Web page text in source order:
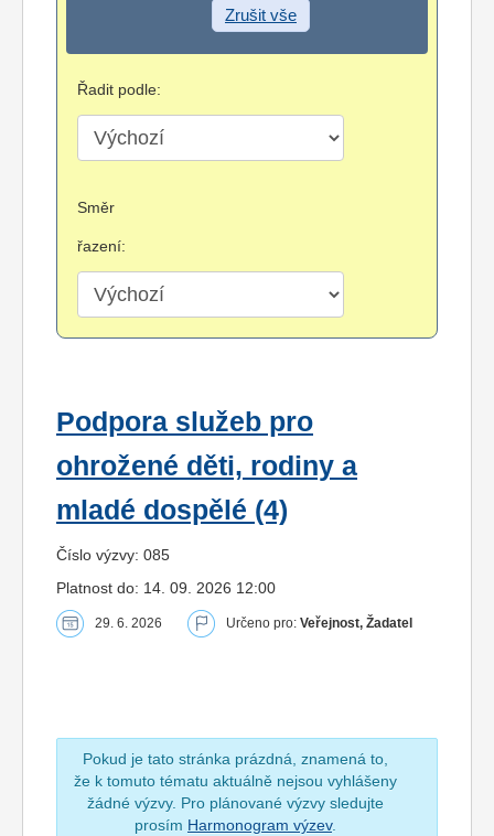
Zrušit vše
Řadit podle:
Směr
řazení:
Podpora služeb pro
ohrožené děti, rodiny a
mladé dospělé (4)
Číslo výzvy: 085
Platnost do: 14. 09. 2026 12:00
29. 6. 2026 Určeno pro: Veřejnost, Žadatel
Pokud je tato stránka prázdná, znamená to,
že k tomuto tématu aktuálně nejsou vyhlášeny
žádné výzvy. Pro plánované výzvy sledujte
prosím Harmonogram výzev.